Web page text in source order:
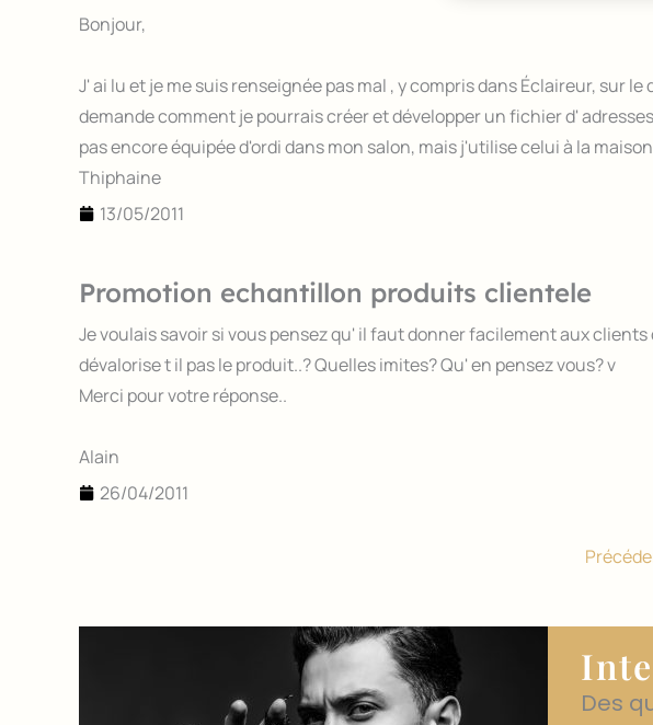
Bonjour,
J' ai lu et je me suis renseignée pas mal , y compris dans Éclaireur, sur
demande comment je pourrais créer et développer un fichier d'
pas encore équipée d'ordi dans mon salon, mais j'utilise celui à la
Thiphaine
13/05/2011
Promotion echantillon produits clientele
Je voulais savoir si vous pensez qu' il faut donner facilement aux
dévalorise t il pas le produit..? Quelles imites? Qu' en pensez vous? v
Merci pour votre réponse..
Alain
26/04/2011
Des